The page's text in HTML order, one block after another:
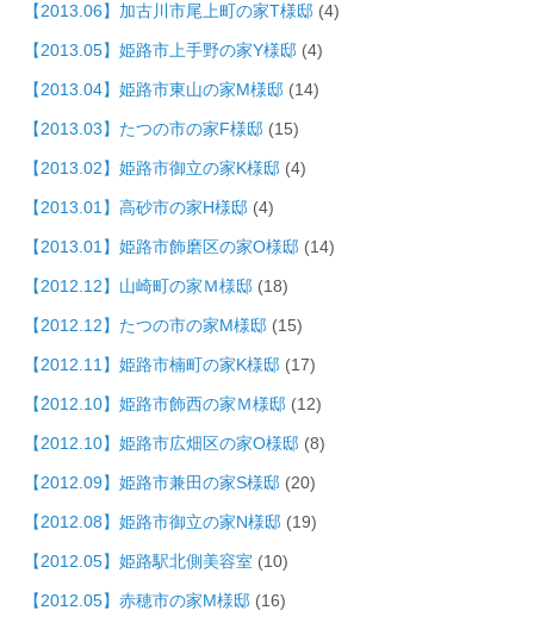
【2013.06】加古川市尾上町の家T様邸 (4)
【2013.05】姫路市上手野の家Y様邸 (4)
【2013.04】姫路市東山の家M様邸 (14)
【2013.03】たつの市の家F様邸 (15)
【2013.02】姫路市御立の家K様邸 (4)
【2013.01】高砂市の家H様邸 (4)
【2013.01】姫路市飾磨区の家O様邸 (14)
【2012.12】山崎町の家Ｍ様邸 (18)
【2012.12】たつの市の家M様邸 (15)
【2012.11】姫路市楠町の家K様邸 (17)
【2012.10】姫路市飾西の家Ｍ様邸 (12)
【2012.10】姫路市広畑区の家O様邸 (8)
【2012.09】姫路市兼田の家S様邸 (20)
【2012.08】姫路市御立の家N様邸 (19)
【2012.05】姫路駅北側美容室 (10)
【2012.05】赤穂市の家M様邸 (16)